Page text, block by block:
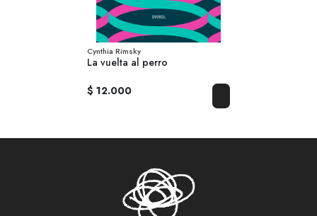
Cynthia Rimsky
La vuelta al perro
$ 12.000